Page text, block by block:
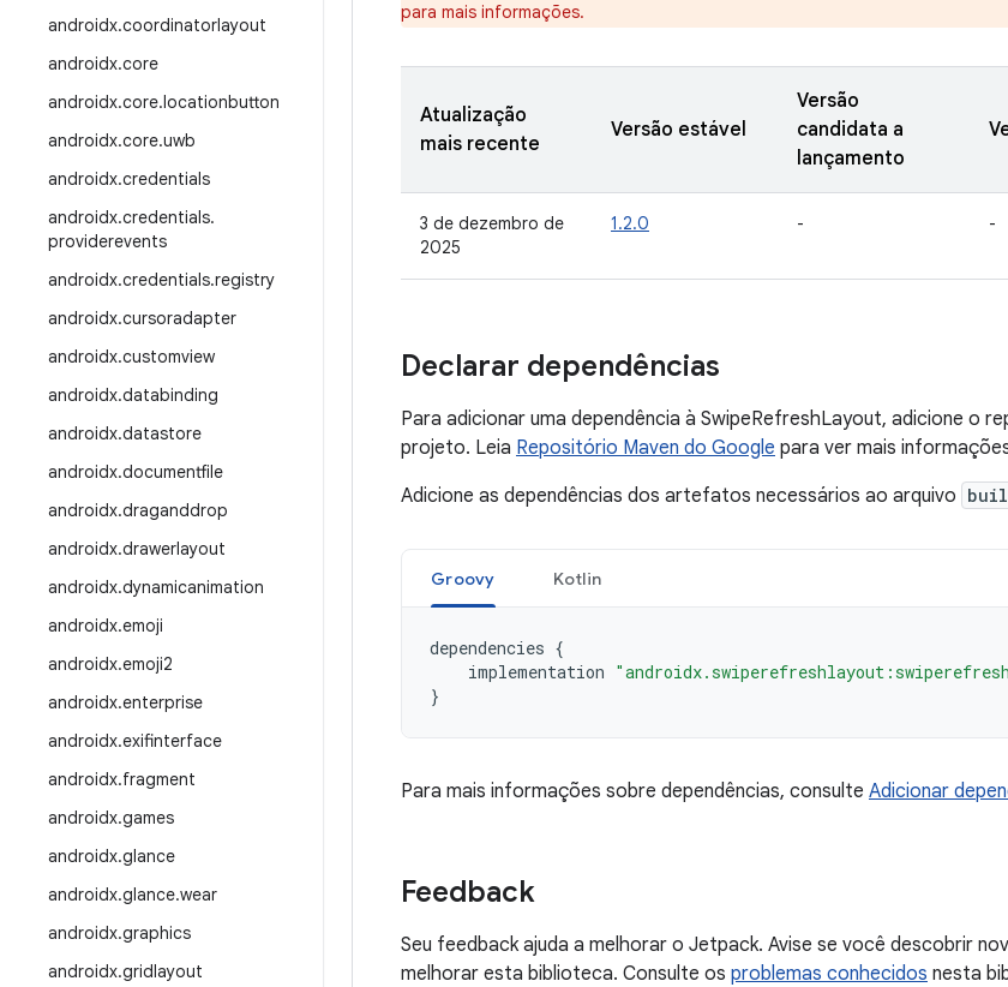
androidx.coordinatorlayout
androidx.core
androidx.core.locationbutton
androidx.core.uwb
androidx.credentials
androidx.credentials.
providerevents
androidx.credentials.registry
androidx.cursoradapter
androidx.customview
androidx.databinding
androidx.datastore
androidx.documentfile
androidx.draganddrop
androidx.drawerlayout
androidx.dynamicanimation
androidx.emoji
androidx.emoji2
androidx.enterprise
androidx.exifinterface
androidx.fragment
androidx.games
androidx.glance
androidx.glance.wear
androidx.graphics
androidx.gridlayout
para mais informações.
Atualização
mais recente
Versão estável
Versão
candidata a
lançamento
3 de dezembro de
2025
1.2.0 - -
Declarar dependências
Para adicionar uma dependência à SwipeRefreshLayout, adicione o
projeto. Leia Repositório Maven do Google para ver mais
Adicione as dependências dos artefatos necessários ao arquivo
Groovy Kotlin
dependencies {
implementation
}
Para mais informações sobre dependências, consulte Adicionar
Feedback
Seu feedback ajuda a melhorar o Jetpack. Avise se você descobrir
melhorar esta biblioteca. Consulte os problemas conhecidos nesta